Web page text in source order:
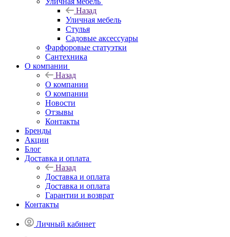
Назад
Уличная мебель
Стулья
Садовые аксессуары
Фарфоровые статуэтки
Сантехника
О компании
Назад
О компании
О компании
Новости
Отзывы
Контакты
Бренды
Акции
Блог
Доставка и оплата
Назад
Доставка и оплата
Доставка и оплата
Гарантии и возврат
Контакты
Личный кабинет